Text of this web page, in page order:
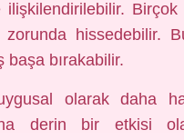
ilişkilendirilebilir.
zorunda hissedebilir.
başa bırakabilir.
olarak daha
derin bir etkisi